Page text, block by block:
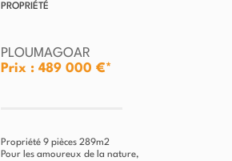
PROPRIÉTÉ
PLOUMAGOAR
Prix : 489 000 €*
Propriété 9 pièces 289m2
Pour les amoureux de la nature,